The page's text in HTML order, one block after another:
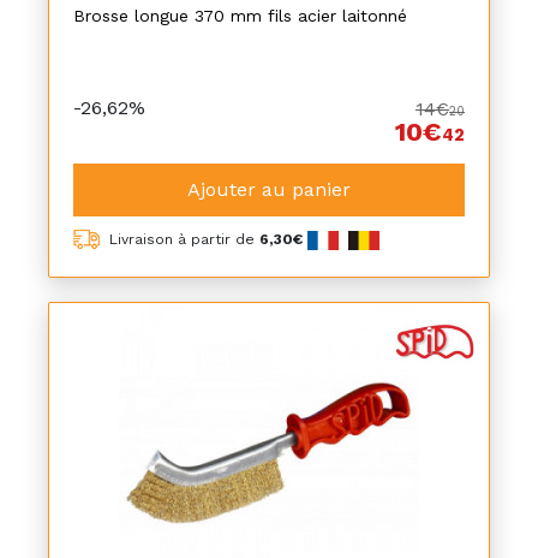
Brosse longue 370 mm fils acier laitonné
-26,62% 14€20
10€42
Ajouter au panier
Livraison à partir de 6,30€